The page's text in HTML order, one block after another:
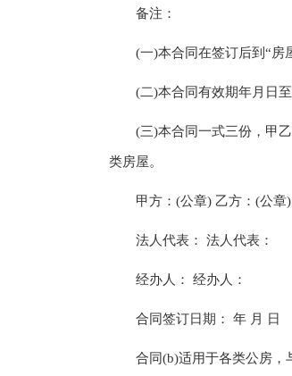
备注：
(一)本合同在签订后到“房屋
(二)本合同有效期年月日至
(三)本合同一式三份，甲乙
类房屋。
甲方：(公章) 乙方：(公章)
法人代表： 法人代表：
经办人： 经办人：
合同签订日期： 年 月 日
合同(b)适用于各类公房，